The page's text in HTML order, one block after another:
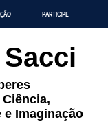
PARTICIPE
e Imaginação